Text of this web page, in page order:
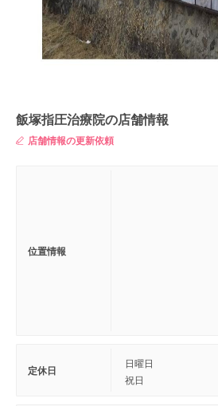
飯塚指圧治療院の店舗情報
店舗情報の更新依頼
位置情報
定休日
日曜日
祝日